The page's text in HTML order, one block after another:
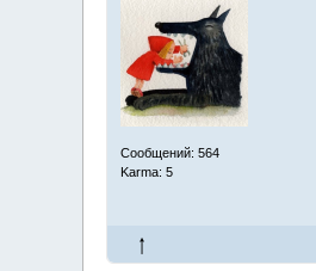
Сообщений: 564
Karma: 5